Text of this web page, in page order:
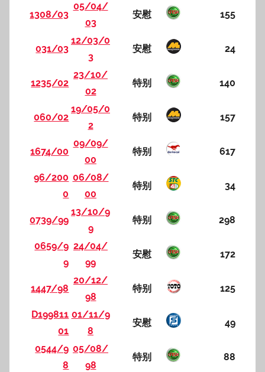
1308/03
05/04/
03
安慰 155
031/03
12/03/0
3
安慰 24
1235/02
23/10/
02
特别 140
060/02
19/05/0
2
特别 157
1674/00
09/09/
00
特别 617
96/200
0
06/08/
00
特别 34
0739/99
13/10/9
9
特别 298
0659/9
9
24/04/
99
安慰 172
1447/98
20/12/
98
特别 125
D199811
01
01/11/9
8
安慰 49
0544/9
8
05/08/
98
特别 88